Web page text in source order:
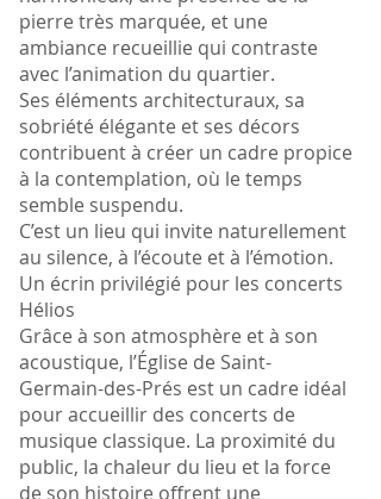
pierre très marquée, et une
ambiance recueillie qui contraste
avec l’animation du quartier.
Ses éléments architecturaux, sa
sobriété élégante et ses décors
contribuent à créer un cadre propice
à la contemplation, où le temps
semble suspendu.
C’est un lieu qui invite naturellement
au silence, à l’écoute et à l’émotion.
Un écrin privilégié pour les concerts
Hélios
Grâce à son atmosphère et à son
acoustique, l’Église de Saint-
Germain-des-Prés est un cadre idéal
pour accueillir des concerts de
musique classique. La proximité du
public, la chaleur du lieu et la force
de son histoire offrent une